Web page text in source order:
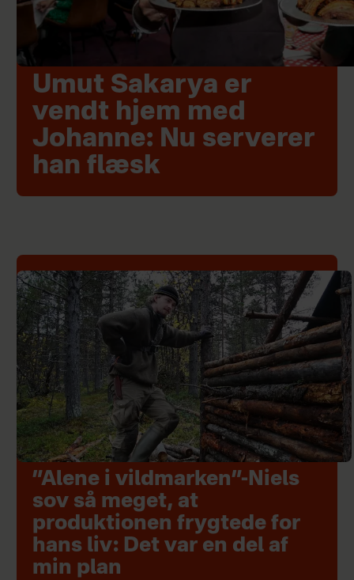
Umut Sakarya er
vendt hjem med
Johanne: Nu serverer
han flæsk
”Alene i vildmarken”-Niels
sov så meget, at
produktionen frygtede for
hans liv: Det var en del af
min plan